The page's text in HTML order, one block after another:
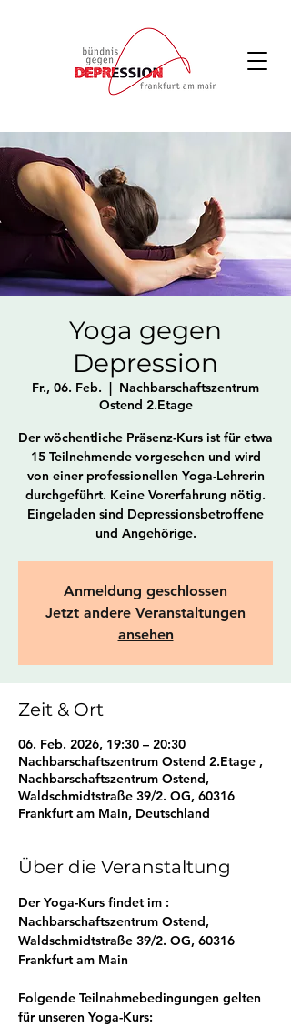
Yoga gegen
Depression
Fr., 06. Feb.
  |
Nachbarschaftszentrum
Ostend 2.Etage
Der wöchentliche Präsenz-Kurs ist für etwa
15 Teilnehmende vorgesehen und wird
von einer professionellen Yoga-Lehrerin
durchgeführt. Keine Vorerfahrung nötig.
Eingeladen sind Depressionsbetroffene
und Angehörige.
Anmeldung geschlossen
Jetzt andere Veranstaltungen
ansehen
Zeit & Ort
06. Feb. 2026, 19:30 – 20:30
Nachbarschaftszentrum Ostend 2.Etage ,
Nachbarschaftszentrum Ostend,
Waldschmidtstraße 39/2. OG, 60316
Frankfurt am Main, Deutschland
Über die Veranstaltung
Der Yoga-Kurs findet im :
Nachbarschaftszentrum Ostend,
Waldschmidtstraße 39/2. OG, 60316
Frankfurt am Main
Folgende Teilnahmebedingungen gelten
für unseren Yoga-Kurs: